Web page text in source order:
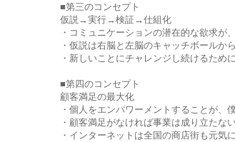
■第三のコンセプト
仮説→実行→検証→仕組化
・コミュニケーションの潜在的な欲求が
・仮説は右脳と左脳のキャッチボールか
・新しいことにチャレンジし続けるために
■第四のコンセプト
顧客満足の最大化
・個人をエンパワーメントすることが、
・顧客満足がなければ事業は成り立たな
・インターネットは全国の商店街も元気